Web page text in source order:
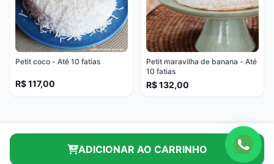
Petit coco - Até 10 fatias
R$ 117,00
Petit maravilha de banana - Até
10 fatias
R$ 132,00
ADICIONAR AO CARRINHO